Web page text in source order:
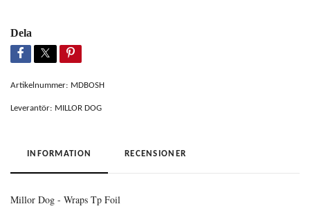
Dela
Artikelnummer: MDBOSH
Leverantör: MILLOR DOG
INFORMATION RECENSIONER
Millor Dog - Wraps Tp Foil